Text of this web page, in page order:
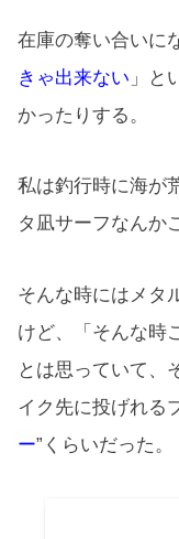
在庫の奪い合いに
きゃ出来ない 」と
かったりする。
私は釣行時に海が
タ凪サーフなんか
そんな時にはメタ
けど、「そんな時
とは思っていて、
イク先に投げれる
ー”くらいだった。